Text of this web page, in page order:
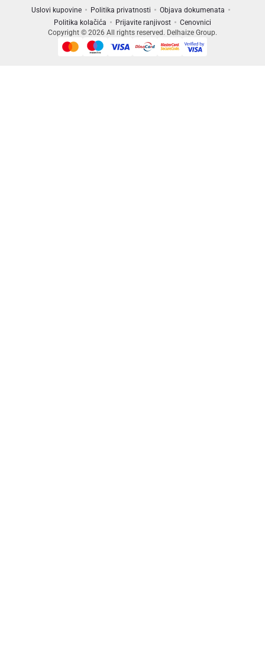
Uslovi kupovine Politika privatnosti
Objava dokumenata
Politika kolačića
Prijavite ranjivost
Cenovnici
Copyright © 2026 All rights reserved. Delhaize Group.